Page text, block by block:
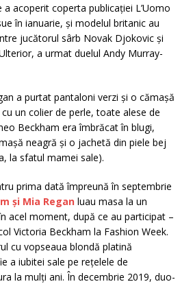
acoperit coperta publicației L’Uomo
în ianuarie, și modelul britanic au
jucătorul sârb Novak Djokovic și
a urmat duelul Andy Murray-
a purtat pantaloni verzi și o cămașă
un colier de perle, toate alese de
Beckham era îmbrăcat în blugi,
neagră și o jachetă din piele bej
la sfatul mamei sale).
prima dată împreună în septembrie
și Mia Regan luau masa la un
acel moment, după ce au participat –
Victoria Beckham la Fashion Week.
cu vopseaua blondă platină
a iubitei sale pe rețelele de
la mulți ani. În decembrie 2019, duo-